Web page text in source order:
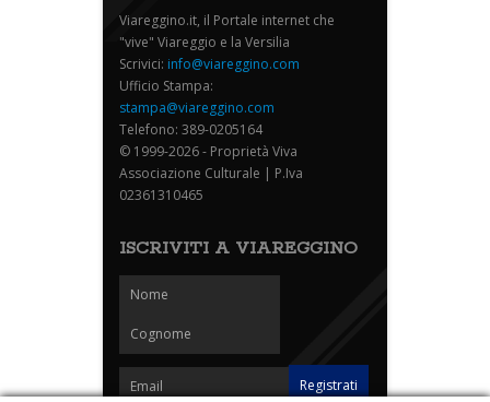
Viareggino.it, il Portale internet che
"vive" Viareggio e la Versilia
Scrivici: info@viareggino.com
Ufficio Stampa:
stampa@viareggino.com
Telefono: 389-0205164
© 1999-2026 - Proprietà Viva
Associazione Culturale | P.Iva
02361310465
ISCRIVITI A VIAREGGINO